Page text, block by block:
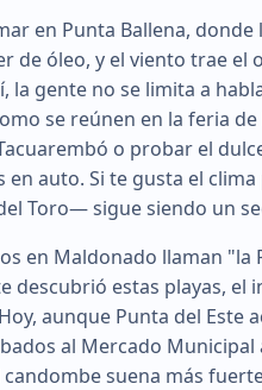
en Punta Ballena,
de óleo, y el viento trae el
la gente no se limita a
se reúnen en la feria
o probar el
en auto. Si te gusta el
Toro— sigue siendo un
en Maldonado llaman "la
descubrió estas playas, el
aunque Punta del Este
al Mercado
suena más